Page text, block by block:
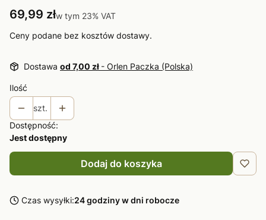
Cena
69,99 złw tym 23% VAT
w tym 23% VAT
Ceny podane bez kosztów dostawy.
Dostawa od 7,00 zł - Orlen Paczka (Polska)
Ilość
szt.
Dostępność:
Jest dostępny
Dodaj do koszyka
Czas wysyłki:24 godziny w dni robocze